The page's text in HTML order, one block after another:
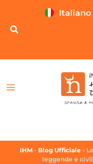
Italiano
IHM - Blog Ufficiale -
leggende e